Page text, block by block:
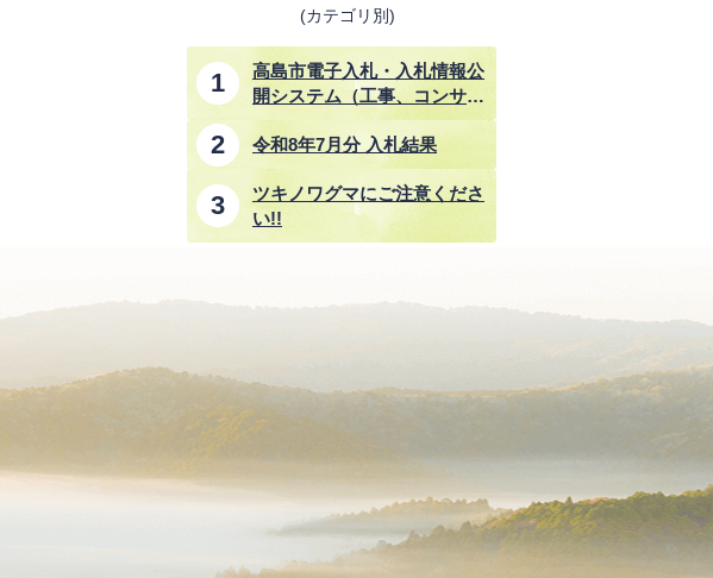
(カテゴリ別)
高島市電子入札・入札情報公
開システム（工事、コンサル
タント業務、物品・その他業
務）
令和8年7月分 入札結果
ツキノワグマにご注意くださ
い!!